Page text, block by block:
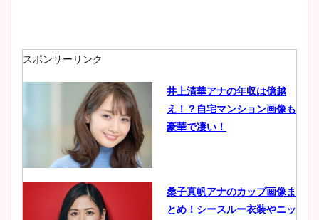
スポンサーリンク
井上清華アナの年収は億越
え！？自宅マンション画像も
豪華で凄い！
桑子真帆アナのカップ画像ま
とめ！シースルー衣装やニッ